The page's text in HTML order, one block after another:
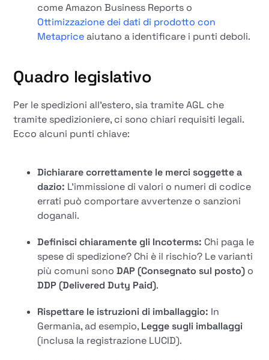
come Amazon Business Reports o
Ottimizzazione dei dati di prodotto con
Metapriceaiutano a identificare i punti deboli.
Quadro legislativo
Per le spedizioni all'estero, sia tramite AGL che
tramite spedizioniere, ci sono chiari requisiti legali.
Ecco alcuni punti chiave:
Dichiarare correttamente le merci soggette a
dazio: L'immissione di valori o numeri di codice
errati può comportare avvertenze o sanzioni
doganali.
Definisci chiaramente gli Incoterms: Chi paga le
spese di spedizione? Chi è il rischio? Le varianti
più comuni sonoDAP (Consegnato sul posto) o
DDP (Delivered Duty Paid).
Rispettare le istruzioni di imballaggio: In
Germania, ad esempio, Legge sugli imballaggi
(inclusa la registrazione LUCID).